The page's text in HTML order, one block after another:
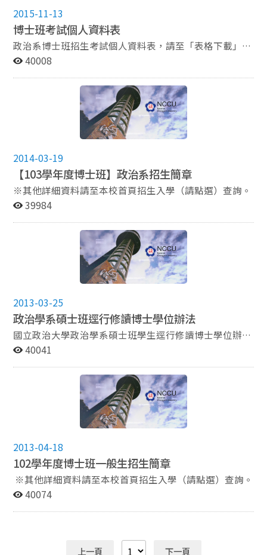
午5時止 （二）網路登錄報名資料期間：104年4月08日上
午9時起 至 104年4月14日 下午5時止 需繳交報名資料系
所之收件方式： （一）通訊收件：104年4月14日前（以
郵戳為憑，逾期不受理），以掛號郵寄「116臺北市文山
收」。 （二）現場收件：104年4月13日（星期一），上
午9時至下午4時，由本人親自或委託他人至本校行政大樓
四樓第一會議室辦理（只收件不審核）。 ※其他詳細資
料請至本校首頁招生入學（請點選）查詢。
2015-11-13
博士班考試個人資料表
政治系博士班招生考試個人資料表，請至「表格下載」區
擷取如實填寫後連同相關報名資料寄至政治學系張銀珍助
40008
2014-03-19
【103學年度博士班】政治系招生簡章
※其他詳細資料請至本校首頁招生入學（請點選）查詢。
39984
2013-03-25
政治學系碩士班逕行修讀博士學位辦法
國立政治大學政治學系碩士班學生逕行修讀博士學位辦法
請參照本系所網頁連結：相關法規→研究生修業規定→政
40041
2013-04-18
102學年度博士班一般生招生簡章
※其他詳細資料請至本校首頁招生入學（請點選）查詢。
40074
上一頁 下一頁